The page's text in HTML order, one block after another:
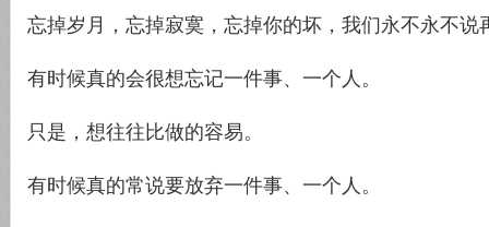
忘掉岁月，忘掉寂寞，忘掉你的坏，我们永不永不说
有时候真的会很想忘记一件事、一个人。
只是，想往往比做的容易。
有时候真的常说要放弃一件事、一个人。